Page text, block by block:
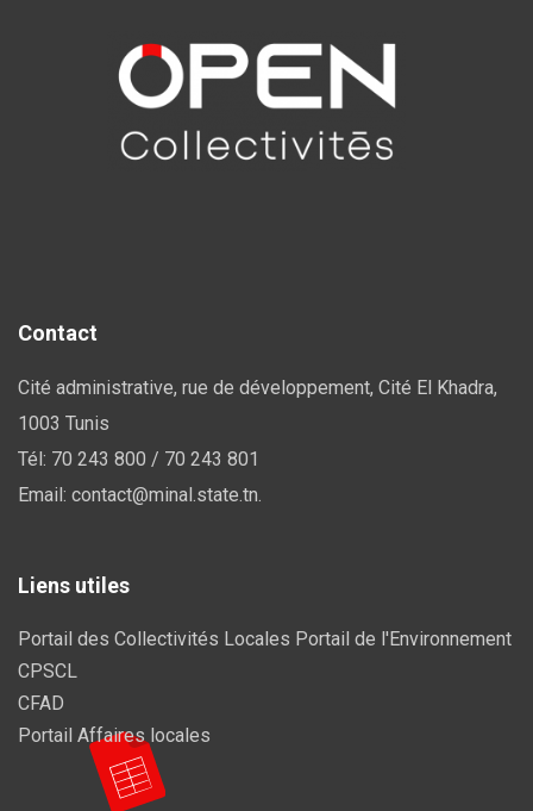
Contact
Cité administrative, rue de développement, Cité El Khadra,
1003 Tunis
Tél: 70 243 800 / 70 243 801
Email: contact@minal.state.tn.
Liens utiles
Portail des Collectivités Locales Portail de l'Environnement
CPSCL
CFAD
Portail Affaires locales